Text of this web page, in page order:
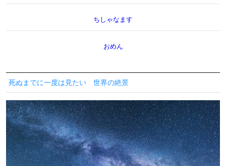
ちしゃなます
おめん
死ぬまでに一度は見たい 世界の絶景